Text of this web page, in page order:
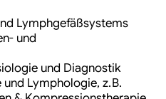
Lymphgefäßsystems
und
und Diagnostik
Lymphologie, z. B.